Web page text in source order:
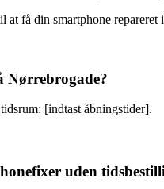
få din smartphone
Nørrebrogade?
[indtast åbningstider].
uden